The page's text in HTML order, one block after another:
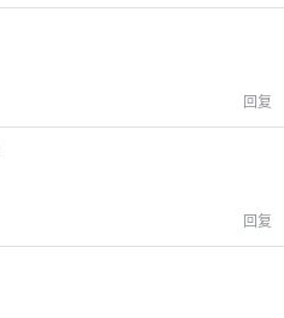
回复
回复